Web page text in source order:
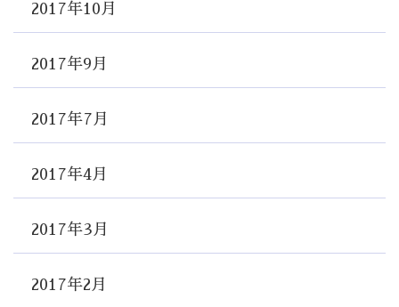
2017年10月
2017年9月
2017年7月
2017年4月
2017年3月
2017年2月